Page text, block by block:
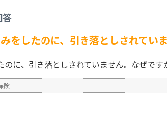
答
をしたのに、引き落としされてい
に、引き落としされていません。なぜです
険